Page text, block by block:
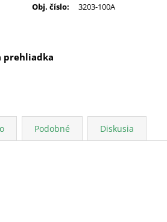
Obj. číslo: 3203-100A
prehliadka
Podobné Diskusia